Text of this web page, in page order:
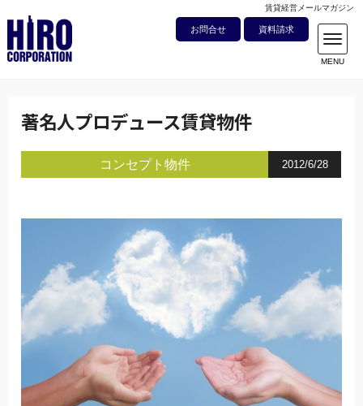
賃貸経営メールマガジン
お問合せ 資料請求
著名人プロデュース賃貸物件
コンセプト物件 2012/6/28